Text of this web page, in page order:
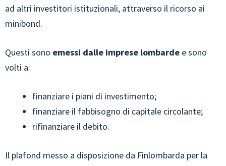
ad altri investitori istituzionali, attraverso il ricorso ai
minibond.
Questi sono emessi dalle imprese lombarde e sono
volti a:
finanziare i piani di investimento;
finanziare il fabbisogno di capitale circolante;
rifinanziare il debito.
Il plafond messo a disposizione da Finlombarda per la